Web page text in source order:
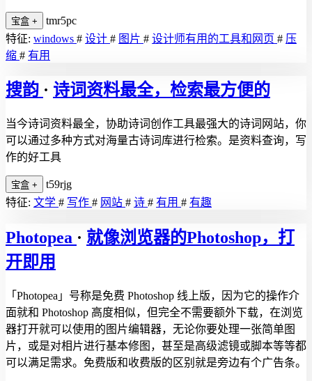
宝盒 +
tmr5pc
特征: windows # 设计 # 图片 # 设计师有用的工具和网页 # 压
缩 # 有用
搜韵 · 诗词资料最全，检索最方便的
当今诗词资料最全，协助诗词创作工具最强大的诗词网站，你
可以通过多种方式对海量古诗词库进行检索。是资料查询，写
作的好工具
宝盒 +
t59rjg
特征: 文学 # 写作 # 网站 # 诗 # 有用 # 有趣
Photopea · 就像浏览器的Photoshop，打
开即用
「Photopea」号称是免费 Photoshop 线上版，因为它的操作介
面就和 Photoshop 高度相似，但完全不需要额外下载，在浏览
器打开就可以使用的图片编辑器，无论你要处理一张简单图
片，或是对相片进行基本修图，甚至是高级滤镜或脚本等等都
可以满足需求。免费版和收费版的区别就是旁边有个广告条。